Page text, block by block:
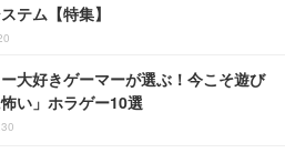
テム【特集】
ー大好きゲーマーが選ぶ！今こそ遊び
い」ホラゲー10選